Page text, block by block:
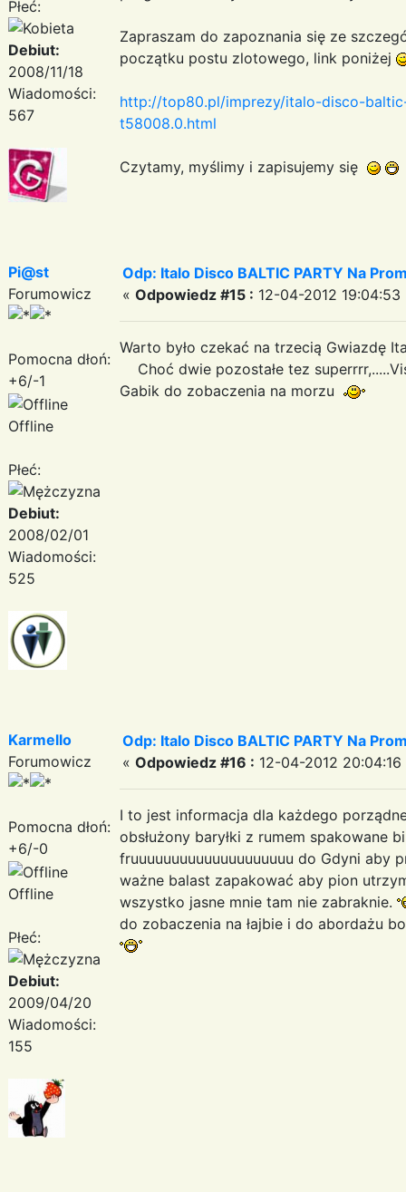
Płeć:
Debiut:
2008/11/18
Wiadomości:
567
Zapraszam do zapoznania się ze
początku postu zlotowego, link poniżej
http://top80.pl/imprezy/italo-disco-
t58008.0.html
Czytamy, myślimy i zapisujemy się
Pi@st
Forumowicz
Pomocna dłoń:
+6/-1
Offline
Płeć:
Debiut:
2008/02/01
Wiadomości:
525
Odp: Italo Disco BALTIC PARTY Na
« Odpowiedz #15 : 12-04-2012 19:04:53
Warto było czekać na trzecią Gwiazdę
Choć dwie pozostałe tez
Gabik do zobaczenia na morzu
Karmello
Forumowicz
Pomocna dłoń:
+6/-0
Offline
Płeć:
Debiut:
2009/04/20
Wiadomości:
155
Odp: Italo Disco BALTIC PARTY Na
« Odpowiedz #16 : 12-04-2012 20:04:16
I to jest informacja dla każdego
obsłużony baryłki z rumem spakowane
fruuuuuuuuuuuuuuuuuuuu do Gdyni aby
ważne balast zapakować aby pion
wszystko jasne mnie tam nie zabraknie.
do zobaczenia na łajbie i do abordażu